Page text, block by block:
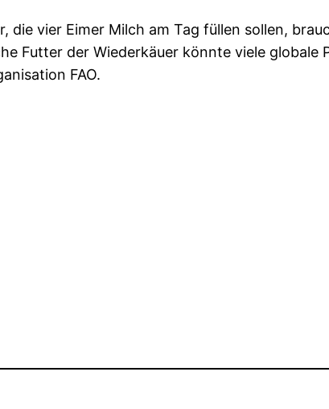
die vier Eimer Milch am Tag füllen sollen,
Futter der Wiederkäuer könnte viele globale
FAO.